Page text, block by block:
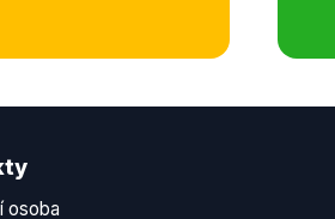
osoba